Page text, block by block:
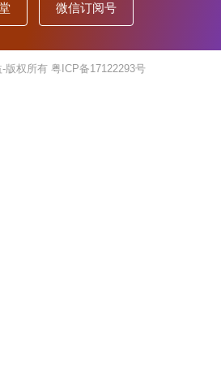
微信订阅号
版权所有 粤ICP备17122293号